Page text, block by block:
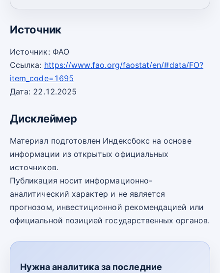
5,00
Источник
Источник: ФАО
Ссылка: https://www.fao.org/faostat/en/#data/FO?
item_code=1695
Дата: 22.12.2025
Дисклеймер
Материал подготовлен Индексбокс на основе
информации из открытых официальных
источников.
Публикация носит информационно-
аналитический характер и не является
прогнозом, инвестиционной рекомендацией или
официальной позицией государственных органов.
Нужна аналитика за последние